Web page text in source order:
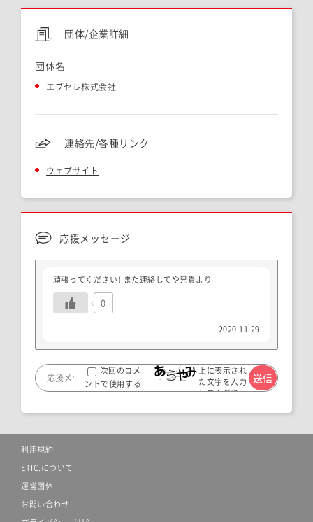
団体/企業詳細
団体名
エブセレ株式会社
連絡先/各種リンク
ウェブサイト
応援メッセージ
頑張ってください！ また連絡してや兄貴より
0
2020.11.29
次回のコメ
ントで使用する
ためブラウザー
上に表示され
た文字を入力
してくださ
利用規約
ETIC.について
運営団体
お問い合わせ